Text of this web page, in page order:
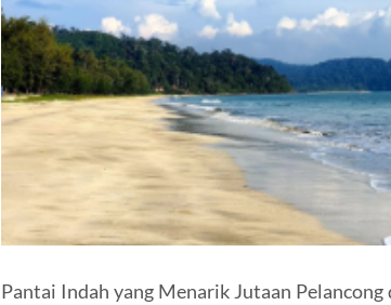
Pantai Indah yang Menarik Jutaan